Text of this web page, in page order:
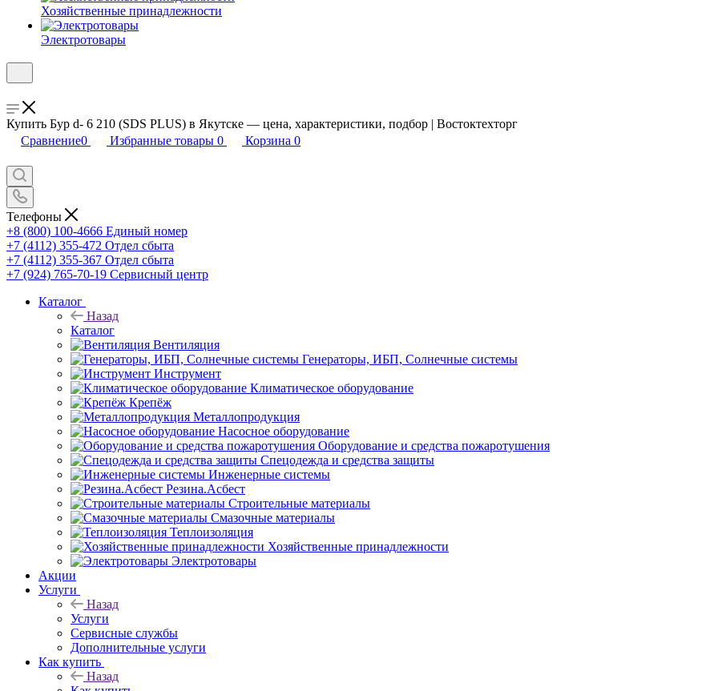
Хозяйственные принадлежности
Электротовары
Купить Бур d- 6 210 (SDS PLUS) в Якутске — цена, характеристики, подбор | Востоктехторг
Сравнение0 Избранные товары 0 Корзина 0
Телефоны
+8 (800) 100-4666 Единый номер
+7 (4112) 355-472 Отдел сбыта
+7 (4112) 355-367 Отдел сбыта
+7 (924) 765-70-19 Сервисный центр
Каталог
Назад
Каталог
Вентиляция
Генераторы, ИБП, Солнечные системы
Инструмент
Климатическое оборудование
Крепёж
Металлопродукция
Насосное оборудование
Оборудование и средства пожаротушения
Спецодежда и средства защиты
Инженерные системы
Резина.Асбест
Строительные материалы
Смазочные материалы
Теплоизоляция
Хозяйственные принадлежности
Электротовары
Акции
Услуги
Назад
Услуги
Сервисные службы
Дополнительные услуги
Как купить
Назад